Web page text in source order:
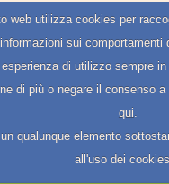
web utilizza cookies per
sui
di utilizzo sempre
di più o negare il consenso
qui.
qualunque elemento
all'uso dei